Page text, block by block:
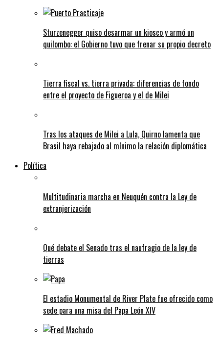
Sturzenegger quiso desarmar un kiosco y armó un
quilombo: el Gobierno tuvo que frenar su propio decreto
Tierra fiscal vs. tierra privada: diferencias de fondo
entre el proyecto de Figueroa y el de Milei
Tras los ataques de Milei a Lula, Quirno lamenta que
Brasil haya rebajado al mínimo la relación diplomática
Política
Multitudinaria marcha en Neuquén contra la Ley de
extranjerización
Qué debate el Senado tras el naufragio de la ley de
tierras
El estadio Monumental de River Plate fue ofrecido como
sede para una misa del Papa León XIV